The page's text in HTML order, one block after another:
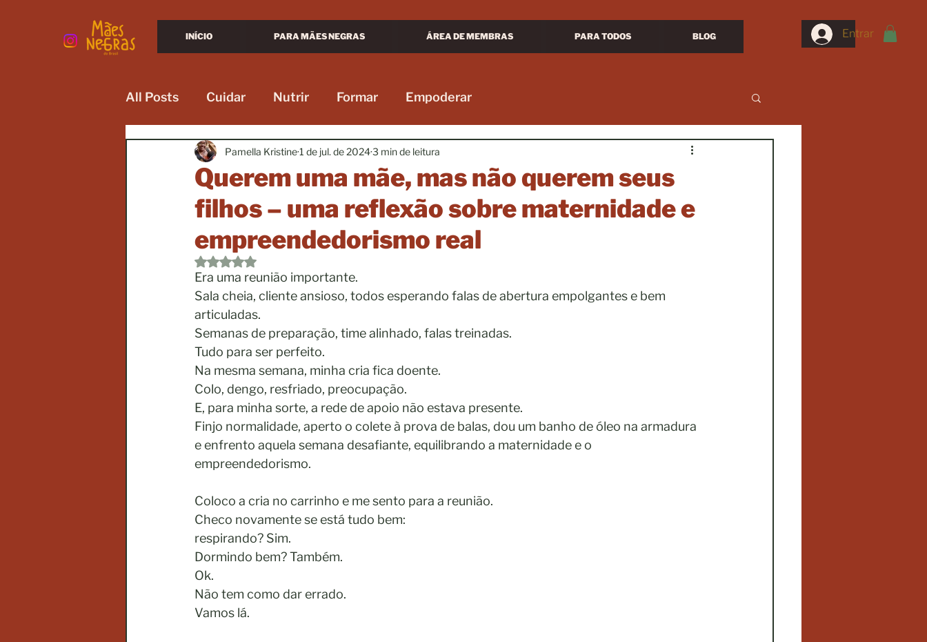
INÍCIO PARA MÃES NEGRAS ÁREA DE MEMBRAS PARA TODOS BLOG Entrar
All Posts Cuidar Nutrir Formar Empoderar
Querem uma mãe, mas não querem seus
filhos – uma reflexão sobre maternidade e
empreendedorismo real
Pamella Kristine1 de jul. de 20243 min de leitura
Avaliado com NaN de 5 estrelas.
Era uma reunião importante.
Sala cheia, cliente ansioso, todos esperando falas de abertura empolgantes e bem
articuladas.
Semanas de preparação, time alinhado, falas treinadas.
Tudo para ser perfeito.
Na mesma semana, minha cria fica doente.
Colo, dengo, resfriado, preocupação.
E, para minha sorte, a rede de apoio não estava presente.
Finjo normalidade, aperto o colete à prova de balas, dou um banho de óleo na armadura
e enfrento aquela semana desafiante, equilibrando a maternidade e o
empreendedorismo.
Coloco a cria no carrinho e me sento para a reunião.
Checo novamente se está tudo bem:
respirando? Sim.
Dormindo bem? Também.
Ok.
Não tem como dar errado.
Vamos lá.